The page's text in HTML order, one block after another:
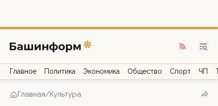
Главное Политика Экономика Общество Спорт ЧП
Главная/Культура